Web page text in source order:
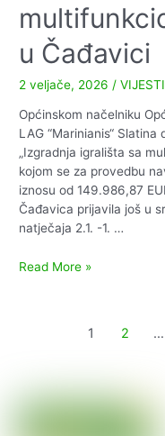
u Čađavici
2 veljače, 2026 /VIJESTI
Općinskom načelniku
LAG “Marinianis“
„Izgradnja igrališta sa
kojom se za provedbu
iznosu od 149.986,87
Čađavica prijavila još u
natječaja 2.1. -1. …
Izgradnja
Read More »
1 2 …